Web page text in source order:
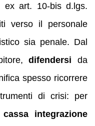
ex art. 10-bis d.lgs.
verso il personale
sia penale. Dal
difendersi da
spesso ricorrere
di crisi: per
cassa integrazione